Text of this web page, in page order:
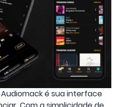
é sua interface